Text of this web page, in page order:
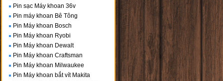
Pin sạc Máy khoan 36v
Pin máy khoan Bê Tông
Pin Máy khoan Bosch
Pin Máy khoan Ryobi
Pin Máy khoan Dewalt
Pin Máy khoan Craftsman
Pin Máy khoan Milwaukee
Pin Máy khoan bắt vít Makita